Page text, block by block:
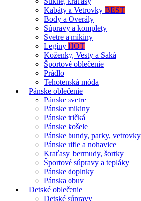
Kabáty a Vetrovky BEST
Body a Overály
Súpravy a komplety
Svetre a mikiny
Legíny HOT
Koženky, Vesty a Saká
Športové oblečenie
Prádlo
Tehotenská móda
Pánske oblečenie
Pánske svetre
Pánske mikiny
Pánske tričká
Pánske košele
Pánske bundy, parky, vetrovky
Pánske rifle a nohavice
Kraťasy, bermudy, šortky
Športové súpravy a tepláky
Pánske doplnky
Pánska obuv
Detské oblečenie
Detské súpravy